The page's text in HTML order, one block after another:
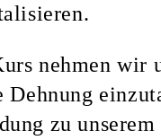
nehmen wir
zu